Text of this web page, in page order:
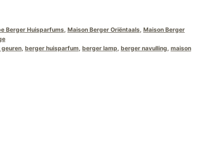
Berger Huisparfums, Maison Berger Oriëntaals, Maison Berger
, berger huisparfum, berger lamp, berger navulling, maison